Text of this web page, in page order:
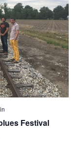
Festival